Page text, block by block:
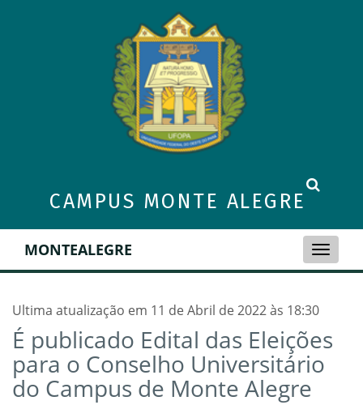
CAMPUS MONTE ALEGRE
Toggle
MONTEALEGRE
Ultima atualização em 11 de Abril de 2022 às 18:30
É publicado Edital das Eleições
para o Conselho Universitário
do Campus de Monte Alegre